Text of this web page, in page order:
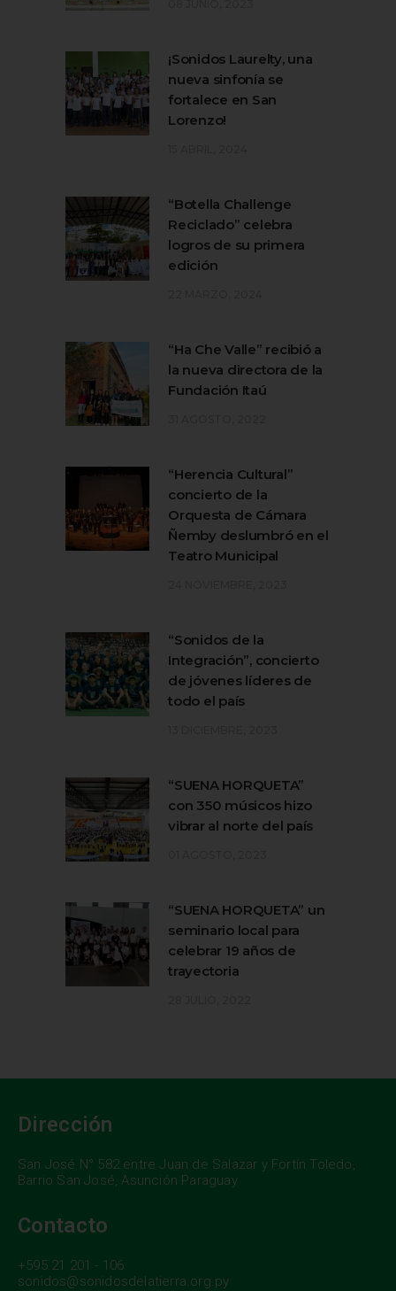
¡Sonidos Laurelty, una
nueva sinfonía se
fortalece en San
Lorenzo!
“Botella Challenge
Reciclado” celebra
logros de su primera
edición
“Ha Che Valle” recibió a
la nueva directora de la
Fundación Itaú
“Herencia Cultural”
concierto de la
Orquesta de Cámara
Ñemby deslumbró en el
Teatro Municipal
“Sonidos de la
Integración”, concierto
de jóvenes líderes de
todo el país
“SUENA HORQUETA”
con 350 músicos hizo
vibrar al norte del país
“SUENA HORQUETA” un
seminario local para
celebrar 19 años de
trayectoria
Dirección
San José N° 582 entre Juan de Salazar y Fortín Toledo,
Barrio San José, Asunción Paraguay
Contacto
+595 21 201 - 106
sonidos@sonidosdelatierra.org.py